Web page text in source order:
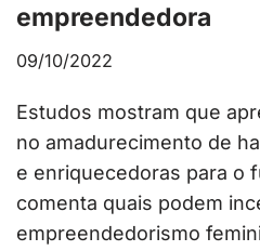
empreendedora
09/10/2022
Estudos mostram que
no amadurecimento de
e enriquecedoras para o
comenta quais podem
empreendedorismo